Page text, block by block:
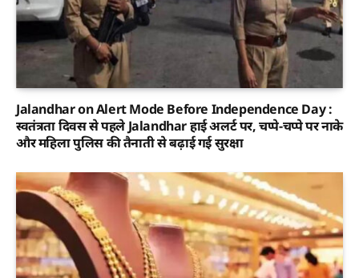
Jalandhar on Alert Mode Before Independence Day :
स्वतंत्रता दिवस से पहले Jalandhar हाई अलर्ट पर, चप्पे-चप्पे पर नाके
और महिला पुलिस की तैनाती से बढ़ाई गई सुरक्षा